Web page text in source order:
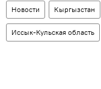
Новости Кыргызстан
Иссык-Кульская область